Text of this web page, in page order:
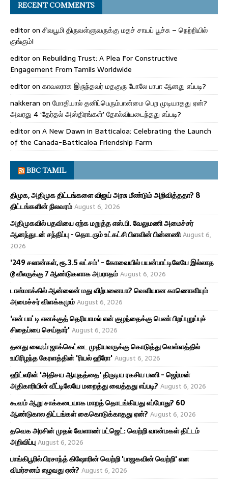
RECENT COMMENTS
editoron சிவபூமி திருவள்ளுவருக்கு மதச் சாயப் பூச்சு – நெற்றியில்
குங்கும்!
editoron Rebuilding Trust: A Plea For Constructive
Engagement From Tamils Worldwide
editoron காவலராக இருந்தவர் மதகுரு போலே பாபா ஆனது எப்படி?
nakkeran on மோதியால் தனிப்பெரும்பான்மை பெற முடியாதது ஏன்?
அவரது 4 ‘தேர்தல் அஸ்திரங்கள்’ தோல்வியடைந்தது எப்படி?
editoron A New Dawn in Batticaloa: Celebrating the Launch
of the Canada-Batticaloa Friendship Farm
BBC TAMIL
திமுக, அதிமுக திட்டங்களை விஜய் அரசு மீண்டும் அறிவித்ததா? 8
திட்டங்களின் நிலவரம்August 6, 2026
அதிமுகவில் பதவியை ஏற்க மறுத்த எஸ்.பி. வேலுமணி அமைச்சர்
ஆனந்துடன் சந்திப்பு - தொடரும் உட்கட்சி பிளவின் பின்னணிAugust 6,
2026
'249 சலான்கள், ரூ.3.5 லட்சம்' - கோவையில் பயன்பாட்டிலேயே இல்லாத
டூ வீலருக்கு 7 ஆண்டுகளாக அபராதம்August 6, 2026
டாஸ்மாக்கில் ஆன்லைன் மது விற்பனையா? வெளியான காணொளியும்
அமைச்சர் விளக்கமும்August 6, 2026
'என் பாட்டி எனக்குத் தெரியாமல் என் குழந்தைக்கு பெண் பிறப்புறுப்புச்
சிதைப்பை செய்தார்'August 6, 2026
தனது லைஃப் ஜாக்கெட்டை முதியவருக்கு கொடுத்து வெள்ளத்தில்
உயிரிழந்த கேரளத்தின் 'ரியல் ஹீரோ'August 6, 2026
ஹிட்லரின் 'அதிசய ஆயுதத்தை' திருடிய ரகசிய பணி - ஜெர்மன்
அதிகாரியின் வீட்டிலேயே மறைத்து வைத்தது எப்படி? August 6, 2026
கூவம் ஆறு சாக்கடையாக மாறத் தொடங்கியது எப்போது? 60
ஆண்டுகால திட்டங்கள் கைகொடுக்காதது ஏன்? August 6, 2026
தவெக அரசின் முதல் வேளாண் பட்ஜெட்: வெற்றி வான்மகள் திட்டம்
அறிவிப்புAugust 6, 2026
பாங்கிபூரில் பிரசாந்த் கிஷோரின் வெற்றி 'பாஜகவின் வெற்றி' என
விமர்சனம் எழுவது ஏன்? August 6, 2026